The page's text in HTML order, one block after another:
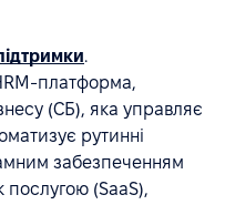
.
платформа,
(СБ), яка управляє
рутинні
забезпеченням
(SaaS),